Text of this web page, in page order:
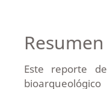
Resumen
Este reporte